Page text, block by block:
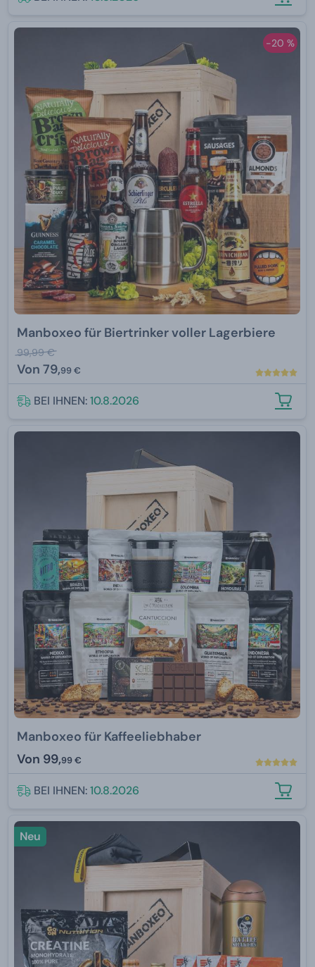
-20 %
Manboxeo für Biertrinker voller Lagerbiere
99,99 €
Von 79,99 €
BEI IHNEN:10.8.2026
Manboxeo für Kaffeeliebhaber
Von 99,99 €
BEI IHNEN:10.8.2026
Neu